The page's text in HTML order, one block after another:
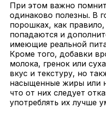
При этом важно
одинаково полезны. В
порошках, как
попадаются и
имеющие реальной
Кроме того, добавки
молока, гренок или
вкус и текстуру, но
насыщенные жиры или
что от них следует
употреблять их лучше